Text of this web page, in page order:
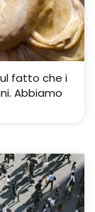
fatto che i
Abbiamo